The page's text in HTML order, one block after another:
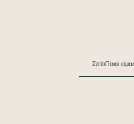
ΣπίτιΠοιοι